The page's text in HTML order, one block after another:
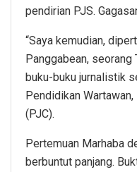
pendirian PJS.
“Saya kemudian,
Panggabean,
buku-buku jurnalistik
Pendidikan
(PJC).
Pertemuan Marhaba
berbuntut panjang.